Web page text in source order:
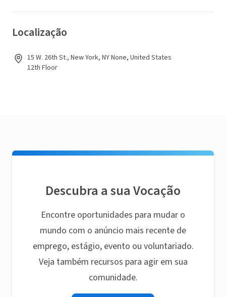
Localização
15 W. 26th St., New York, NY None, United States
12th Floor
Descubra a sua Vocação
Encontre oportunidades para mudar o
mundo com o anúncio mais recente de
emprego, estágio, evento ou voluntariado.
Veja também recursos para agir em sua
comunidade.